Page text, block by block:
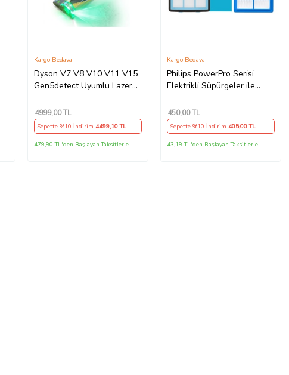
Dyson V7 V8 V10 V11 V15
Gen5detect Uyumlu Lazer
Kargo Bedava
4999,00 TL
Sepette %10 İndirim 4499,10 TL
479,90 TL'den Başlayan Taksitlerle
Philips PowerPro Serisi
Elektrikli Süpürgeler ile
FC8038/01 - 1x CRP754/01
Kargo Bedava
450,00 TL
Sepette %10 İndirim 405,00 TL
43,19 TL'den Başlayan Taksitlerle